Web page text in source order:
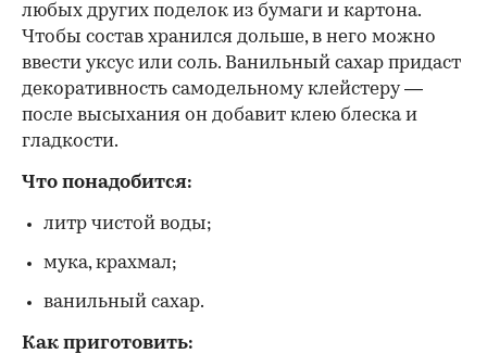
любых других поделок из бумаги и картона.
Чтобы состав хранился дольше, в него можно
ввести уксус или соль. Ванильный сахар придаст
декоративность самодельному клейстеру —
после высыхания он добавит клею блеска и
гладкости.
Что понадобится:
литр чистой воды;
мука, крахмал;
ванильный сахар.
Как приготовить: